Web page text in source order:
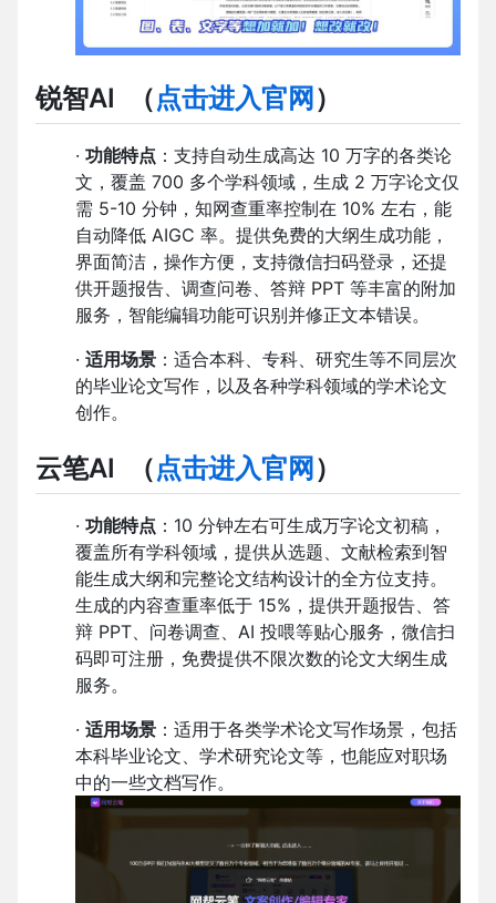
锐智AI （点击进入官网 ）
· 功能特点 ：支持自动生成高达 10 万字的各类论
文，覆盖 700 多个学科领域，生成 2 万字论文仅
需 5-10 分钟，知网查重率控制在 10% 左右，能
自动降低 AIGC 率。提供免费的大纲生成功能，
界面简洁，操作方便，支持微信扫码登录，还提
供开题报告、调查问卷、答辩 PPT 等丰富的附加
服务，智能编辑功能可识别并修正文本错误。
· 适用场景 ：适合本科、专科、研究生等不同层次
的毕业论文写作，以及各种学科领域的学术论文
创作。
云笔AI （点击进入官网 ）
· 功能特点 ：10 分钟左右可生成万字论文初稿，
覆盖所有学科领域，提供从选题、文献检索到智
能生成大纲和完整论文结构设计的全方位支持。
生成的内容查重率低于 15%，提供开题报告、答
辩 PPT、问卷调查、AI 投喂等贴心服务，微信扫
码即可注册，免费提供不限次数的论文大纲生成
服务。
· 适用场景 ：适用于各类学术论文写作场景，包括
本科毕业论文、学术研究论文等，也能应对职场
中的一些文档写作。